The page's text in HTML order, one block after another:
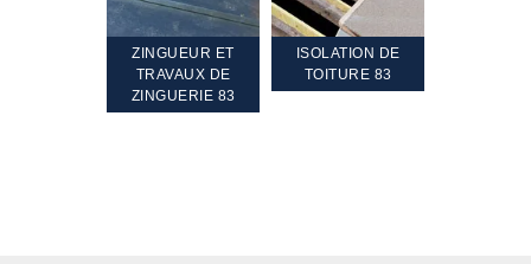
ZINGUEUR ET
TRAVAUX DE
ZINGUERIE 83
ISOLATION DE
TOITURE 83